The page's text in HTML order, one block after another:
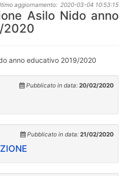
aggiornamento: 2020-03-04 10:53:15
Asilo Nido anno
2020
anno educativo 2019/2020
Pubblicato in data: 20/02/2020
Pubblicato in data: 21/02/2020